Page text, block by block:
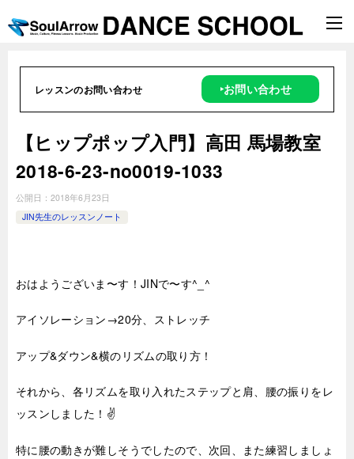
レッスンのお問い合わせ ‣お問い合わせ
【ヒップポップ入門】高田 馬場教室
2018-6-23-no0019-1033
公開日： 2018年6月23日
JIN先生のレッスンノート
おはようございま〜す！JINで〜す^_^
アイソレーション→20分、ストレッチ
アップ&ダウン&横のリズムの取り方！
それから、各リズムを取り入れたステップと肩、腰の振りをレ
ッスンしました！✌️
特に腰の動きが難しそうでしたので、次回、また練習しましょ